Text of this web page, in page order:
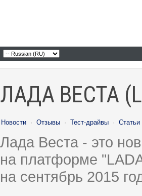
ЛАДА ВЕСТА
Новости · Отзывы · Тест-драйвы · Статьи
Лада Веста - это
на платформе
на сентябрь 2015